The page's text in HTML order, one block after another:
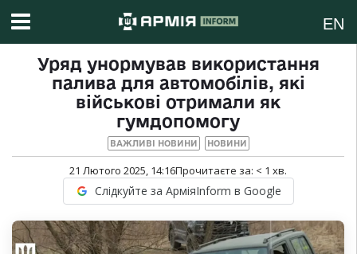
EN
Уряд унормував використання
палива для автомобілів, які
військові отримали як
гумдопомогу
ВАЖЛИВІ НОВИНИ НОВИНИ
21 Лютого 2025, 14:16Прочитаєте за: < 1 хв.
Слідкуйте за АрміяInform в Google